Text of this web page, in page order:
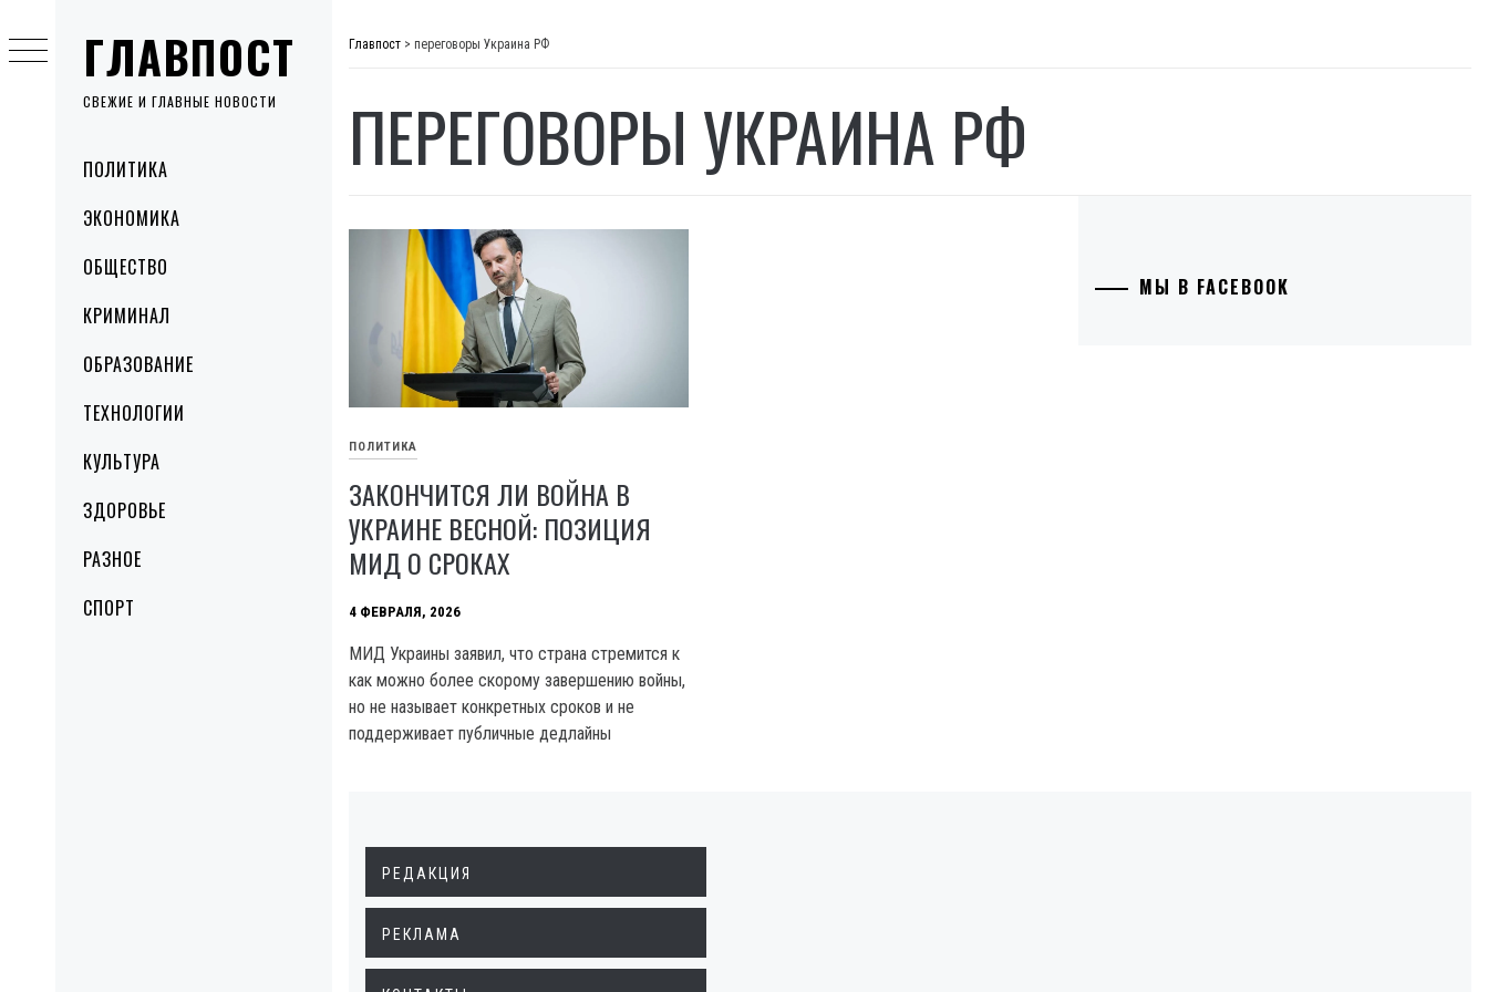
ГЛАВПОСТ
СВЕЖИЕ И ГЛАВНЫЕ НОВОСТИ
MenuПОЛИТИКА
ЭКОНОМИКА
ОБЩЕСТВО
КРИМИНАЛ
ОБРАЗОВАНИЕ
ТЕХНОЛОГИИ
КУЛЬТУРА
ЗДОРОВЬЕ
РАЗНОЕ
СПОРТ
to
content
Главпост > переговоры Украина РФ
ПЕРЕГОВОРЫ УКРАИНА РФ
ПОЛИТИКА
ЗАКОНЧИТСЯ ЛИ ВОЙНА В
УКРАИНЕ ВЕСНОЙ: ПОЗИЦИЯ
МИД О СРОКАХ
4 ФЕВРАЛЯ, 2026
МИД Украины заявил, что страна стремится к
как можно более скорому завершению войны,
но не называет конкретных сроков и не
поддерживает публичные дедлайны
МЫ В FACEBOOK
РЕДАКЦИЯ
РЕКЛАМА